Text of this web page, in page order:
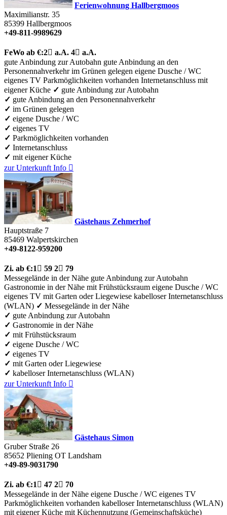
Ferienwohnung Hallbergmoos
Maximilianstr. 35
85399 Hallbergmoos
+49-811-9989629
FeWo ab €:2 a.A. 4 a.A.
gute Anbindung zur Autobahn gute Anbindung an den
Personennahverkehr im Grünen gelegen eigene Dusche / WC
eigenes TV Parkmöglichkeiten vorhanden Internetanschluss mit
eigener Küche ✓ gute Anbindung zur Autobahn
✓ gute Anbindung an den Personennahverkehr
✓ im Grünen gelegen
✓ eigene Dusche / WC
✓ eigenes TV
✓ Parkmöglichkeiten vorhanden
✓ Internetanschluss
✓ mit eigener Küche
zur Unterkunft Info 
Gästehaus Zehmerhof
Hauptstraße 7
85469 Walpertskirchen
+49-8122-959200
Zi. ab €:1  59 2 79
Messegelände in der Nähe gute Anbindung zur Autobahn
Gastronomie in der Nähe mit Frühstücksraum eigene Dusche / WC
eigenes TV mit Garten oder Liegewiese kabelloser Internetanschluss
(WLAN) ✓ Messegelände in der Nähe
✓ gute Anbindung zur Autobahn
✓ Gastronomie in der Nähe
✓ mit Frühstücksraum
✓ eigene Dusche / WC
✓ eigenes TV
✓ mit Garten oder Liegewiese
✓ kabelloser Internetanschluss (WLAN)
zur Unterkunft Info 
Gästehaus Simon
Gruber Straße 26
85652 Pliening OT Landsham
+49-89-9031790
Zi. ab €:1  47 2 70
Messegelände in der Nähe eigene Dusche / WC eigenes TV
Parkmöglichkeiten vorhanden kabelloser Internetanschluss (WLAN)
mit eigener Küche mit Küchennutzung (Gemeinschaftsküche)